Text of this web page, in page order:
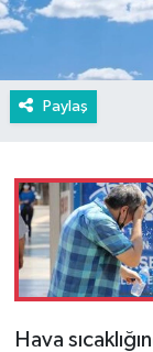
Paylaş
Hava